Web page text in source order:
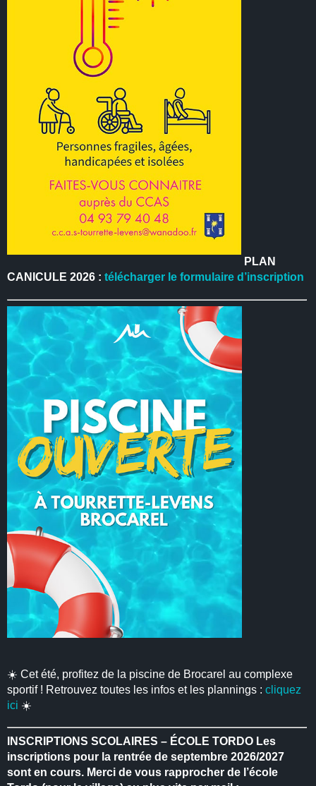
PLAN
CANICULE 2026 :télécharger le formulaire d’inscription
☀️ Cet été, profitez de la piscine de Brocarel au complexe
sportif ! Retrouvez toutes les infos et les plannings :cliquez
ici ☀️
INSCRIPTIONS SCOLAIRES – ÉCOLE TORDO Les
inscriptions pour la rentrée de septembre 2026/2027
sont en cours. Merci de vous rapprocher de l’école